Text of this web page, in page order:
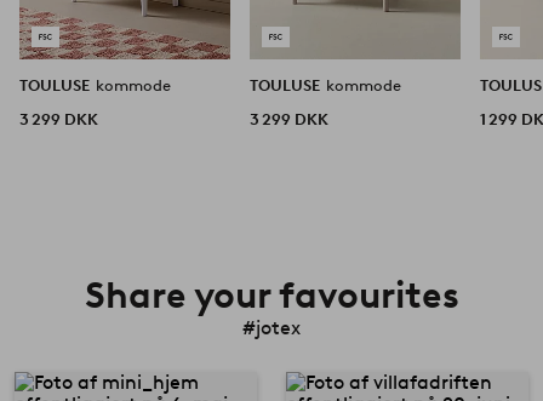
TOULUSE kommode
3 299 DKK
TOULUSE kommode
3 299 DKK
1 299
Share your favourites
#jotex